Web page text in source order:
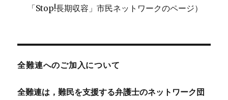
「Stop!長期収容」市民ネットワークのページ）
全難連へのご加入について
全難連は，難民を支援する弁護士のネットワーク団